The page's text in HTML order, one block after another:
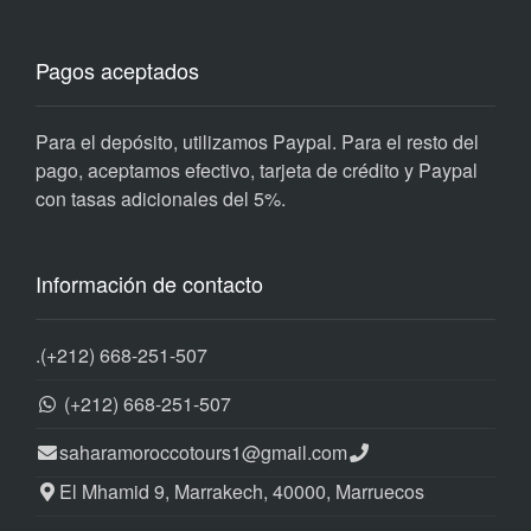
Pagos aceptados
Para el depósito, utilizamos Paypal. Para el resto del
pago, aceptamos efectivo, tarjeta de crédito y Paypal
con tasas adicionales del 5%.
Información de contacto
.(+212) 668-251-507
(+212) 668-251-507
saharamoroccotours1@gmail.com
El Mhamid 9, Marrakech, 40000, Marruecos